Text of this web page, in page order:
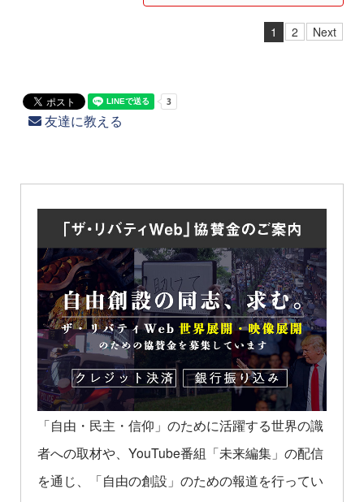
1 2 Next
友達に教える
「自由・民主・信仰」のために活躍する世界の識
者への取材や、YouTube番組「未来編集」の配信
を通じ、「自由の創設」のための報道を行ってい